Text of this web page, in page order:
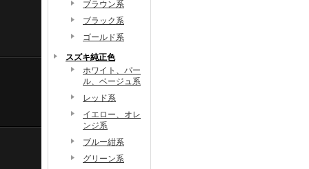
ブラウン系
ブラック系
ゴールド系
スズキ純正色
ホワイト、パー
ル、ベージュ系
レッド系
イエロー、オレ
ンジ系
ブルー紺系
グリーン系